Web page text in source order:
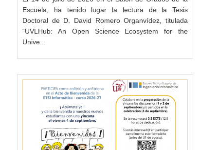
Escuela, ha tenido lugar la lectura de la Tesis
Doctoral de D. David Romero Organvídez, titulada
“UVLHub: An Open Science Ecosystem for the
Unive...